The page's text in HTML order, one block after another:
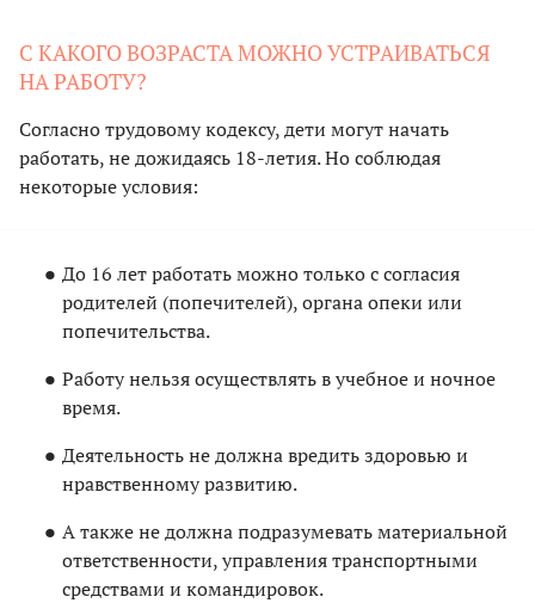
С КАКОГО ВОЗРАСТА МОЖНО УСТРАИВАТЬСЯ
НА РАБОТУ?
Согласно трудовому кодексу, дети могут начать
работать, не дожидаясь 18-летия. Но соблюдая
некоторые условия:
До 16 лет работать можно только с согласия
родителей (попечителей), органа опеки или
попечительства.
Работу нельзя осуществлять в учебное и ночное
время.
Деятельность не должна вредить здоровью и
нравственному развитию.
А также не должна подразумевать материальной
ответственности, управления транспортными
средствами и командировок.